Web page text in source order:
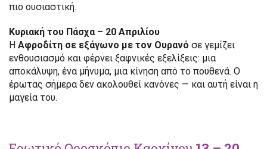
πιο ουσιαστική.
Κυριακή του Πάσχα – 20 Απριλίου
Η Αφροδίτη σε εξάγωνο με τον Ουρανό σε γεμίζει
ενθουσιασμό και φέρνει ξαφνικές εξελίξεις: μια
αποκάλυψη, ένα μήνυμα, μια κίνηση από το πουθενά. Ο
έρωτας σήμερα δεν ακολουθεί κανόνες — και αυτή είναι η
μαγεία του.